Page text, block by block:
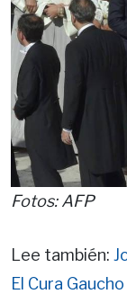
Fotos: AFP
Lee también:
El Cura Gaucho